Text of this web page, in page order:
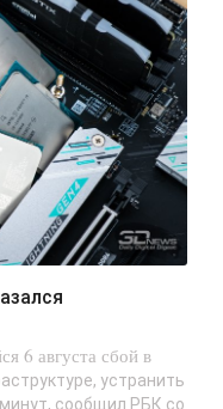
6 августа сбой в
устранить
сообщил РБК со